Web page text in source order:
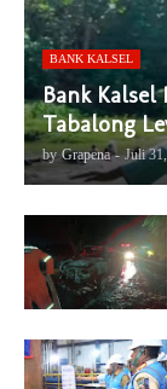
BANK KALSEL
Bank Kalsel
Tabalong
by Grapena - Juli